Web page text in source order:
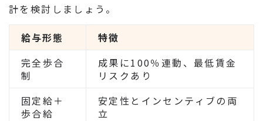
計を検討しましょう。
給与形態
特徴
完全歩合
制
成果に100％連動、最低賃金
リスクあり
固定給＋
歩合給
安定性とインセンティブの両
立